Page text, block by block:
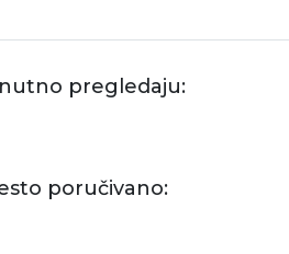
pregledaju:
poručivano: